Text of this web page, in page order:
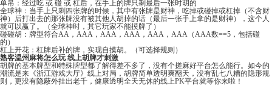
单吊：经过吃 或 碰 或 杠后，在手上的牌只剩最后一张时胡的
全球神：当手上只剩四张牌的时候，其中有张牌是财神，吃掉或碰掉或杠掉（不含财
神）后打出去的那张牌没有被其他人胡掉的话（最后一张手上拿的是财神），这个人
就可以赢了。（全球神时，其它玩家不能摸牌了）
碰碰胡：牌型符合AA，AAA，AAA，AAA，AAA，AAA（AAA数==5，包括碰
的）
杠上开花：杠牌后补的牌，实现自摸胡。（可选择规则）
熟客温州麻将怎么玩 线上胡牌才刺激
胡牌的基本牌型和特殊牌型都了解得差不多了，没有个搓麻好平台怎么能行。如今的
潮流是来《浙江游戏大厅》线上对局，胡牌简单透明爽翻天，没有乱七八糟的隐形规
则，更没有隐蔽外挂出老千，健康透明全天无休的线上PK平台就等你来啦！